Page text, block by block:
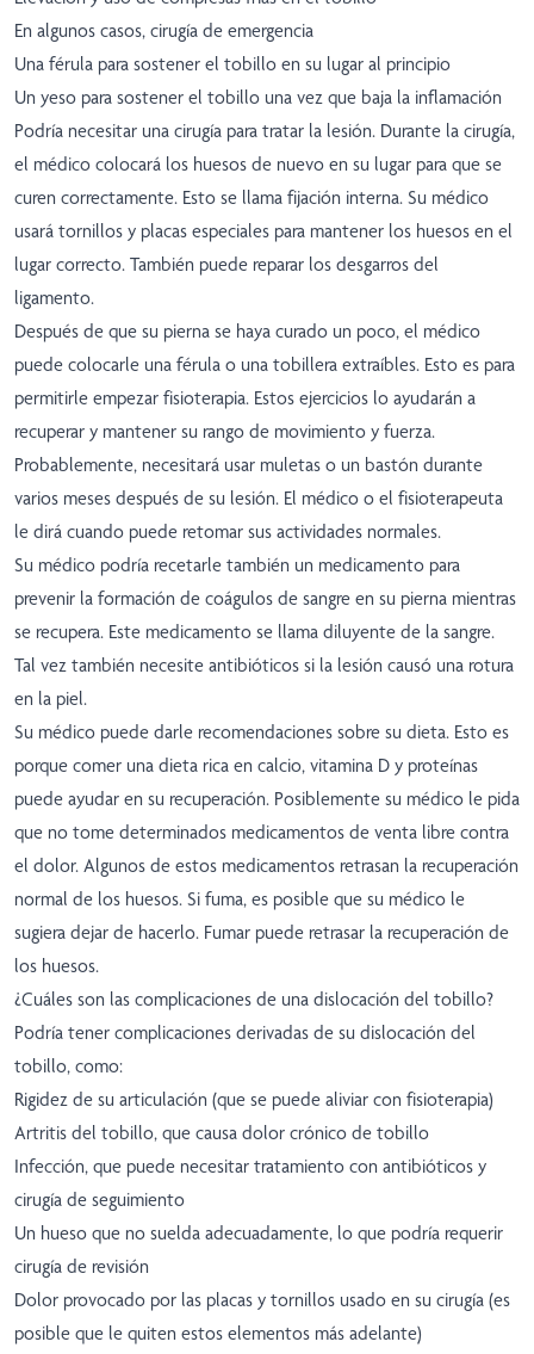
En algunos casos, cirugía de emergencia
Una férula para sostener el tobillo en su lugar al principio
Un yeso para sostener el tobillo una vez que baja la inflamación
Podría necesitar una cirugía para tratar la lesión. Durante la cirugía,
el médico colocará los huesos de nuevo en su lugar para que se
curen correctamente. Esto se llama fijación interna. Su médico
usará tornillos y placas especiales para mantener los huesos en el
lugar correcto. También puede reparar los desgarros del
ligamento.
Después de que su pierna se haya curado un poco, el médico
puede colocarle una férula o una tobillera extraíbles. Esto es para
permitirle empezar fisioterapia. Estos ejercicios lo ayudarán a
recuperar y mantener su rango de movimiento y fuerza.
Probablemente, necesitará usar muletas o un bastón durante
varios meses después de su lesión. El médico o el fisioterapeuta
le dirá cuando puede retomar sus actividades normales.
Su médico podría recetarle también un medicamento para
prevenir la formación de coágulos de sangre en su pierna mientras
se recupera. Este medicamento se llama diluyente de la sangre.
Tal vez también necesite antibióticos si la lesión causó una rotura
en la piel.
Su médico puede darle recomendaciones sobre su dieta. Esto es
porque comer una dieta rica en calcio, vitamina D y proteínas
puede ayudar en su recuperación. Posiblemente su médico le pida
que no tome determinados medicamentos de venta libre contra
el dolor. Algunos de estos medicamentos retrasan la recuperación
normal de los huesos. Si fuma, es posible que su médico le
sugiera dejar de hacerlo. Fumar puede retrasar la recuperación de
los huesos.
¿Cuáles son las complicaciones de una dislocación del tobillo?
Podría tener complicaciones derivadas de su dislocación del
tobillo, como:
Rigidez de su articulación (que se puede aliviar con fisioterapia)
Artritis del tobillo, que causa dolor crónico de tobillo
Infección, que puede necesitar tratamiento con antibióticos y
cirugía de seguimiento
Un hueso que no suelda adecuadamente, lo que podría requerir
cirugía de revisión
Dolor provocado por las placas y tornillos usado en su cirugía (es
posible que le quiten estos elementos más adelante)